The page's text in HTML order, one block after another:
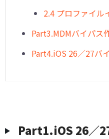
2.4 プロファイル
︎Part3.MDMバイパス
︎Part4.iOS 26／27バ
︎︎Part1.iOS 26／